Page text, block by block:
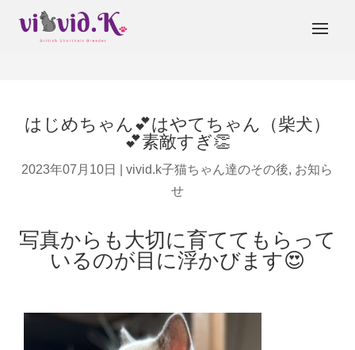
はじめちゃん💕はやてちゃん（柴犬）
💕素敵すぎ👏
2023年07月10日 |vivid.k子猫ちゃん達のその後, お知ら
せ
写真からも大切に育ててもらって
いるのが目に浮かびます😍